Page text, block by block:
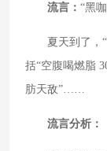
流言： “黑
夏天到了，
括“空腹喝燃脂
肪天敌”……
流言分析：